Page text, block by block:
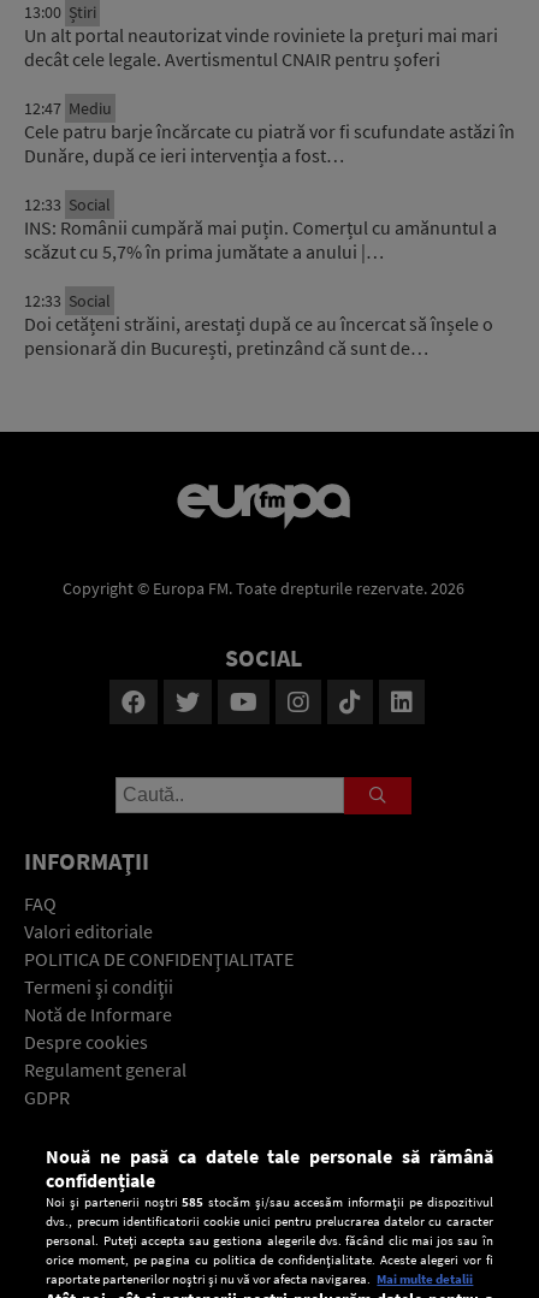
13:00 Știri
Un alt portal neautorizat vinde roviniete la prețuri mai mari
decât cele legale. Avertismentul CNAIR pentru șoferi
12:47 Mediu
Cele patru barje încărcate cu piatră vor fi scufundate astăzi în
Dunăre, după ce ieri intervenția a fost…
12:33 Social
INS: Românii cumpără mai puțin. Comerțul cu amănuntul a
scăzut cu 5,7% în prima jumătate a anului |…
12:33 Social
Doi cetățeni străini, arestați după ce au încercat să înșele o
pensionară din București, pretinzând că sunt de…
Copyright © Europa FM. Toate drepturile rezervate. 2026
SOCIAL
INFORMAŢII
FAQ
Valori editoriale
POLITICA DE CONFIDENŢIALITATE
Termeni şi condiţii
Notă de Informare
Despre cookies
Regulament general
GDPR
Descarcă gratuit aplicaţia Europa FM pentru smartphone:
Nouă ne pasă ca datele tale personale să rămână
confidențiale
Noi și partenerii noștri585 stocăm și/sau accesăm informații pe dispozitivul
dvs., precum identificatorii cookie unici pentru prelucrarea datelor cu caracter
personal. Puteți accepta sau gestiona alegerile dvs. făcând clic mai jos sau în
orice moment, pe pagina cu politica de confidențialitate. Aceste alegeri vor fi
raportate partenerilor noștri și nu vă vor afecta navigarea. Mai multe detalii